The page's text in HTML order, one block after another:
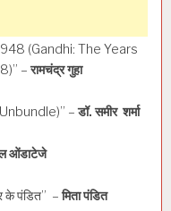
1948 (Gandhi: The Years
–रामचंद्र गुहा
Unbundle)” –डॉ. समीर शर्मा
ओंडाटेजे
के पंडित” –मिता पंडित